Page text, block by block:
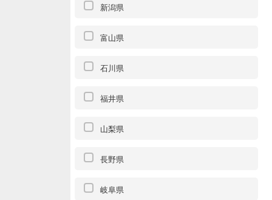
新潟県
富山県
石川県
福井県
山梨県
長野県
岐阜県